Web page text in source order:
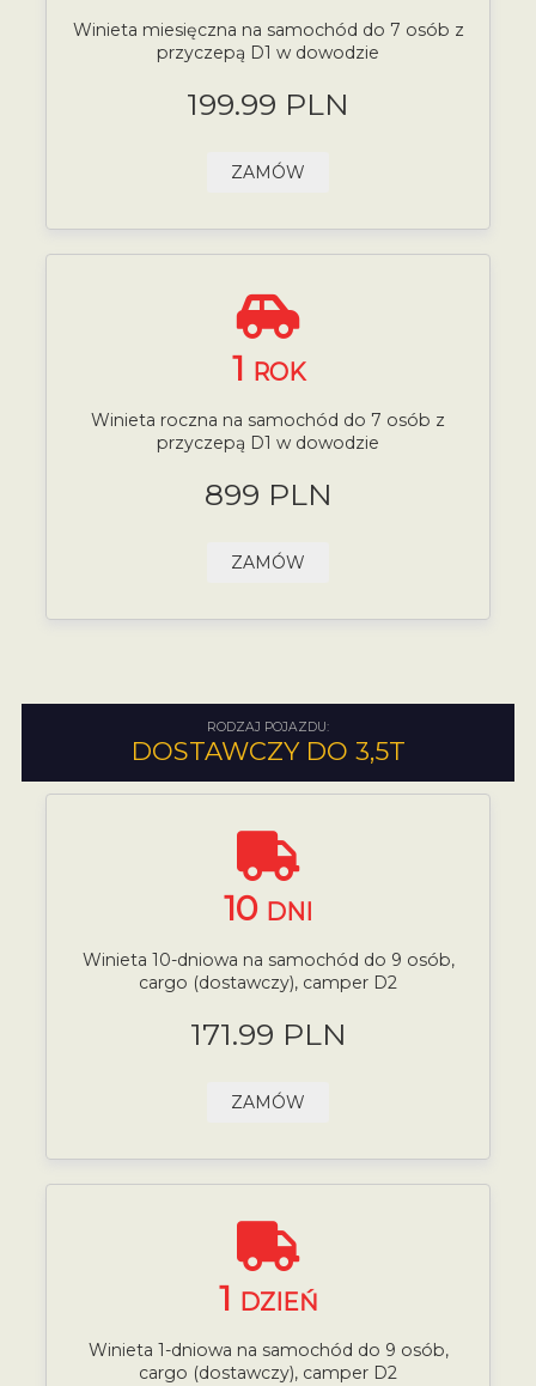
Winieta miesięczna na samochód do 7 osób z
przyczepą D1 w dowodzie
199.99 PLN
ZAMÓW
1 ROK
Winieta roczna na samochód do 7 osób z
przyczepą D1 w dowodzie
899 PLN
ZAMÓW
RODZAJ POJAZDU:
DOSTAWCZY DO 3,5T
10 DNI
Winieta 10-dniowa na samochód do 9 osób,
cargo (dostawczy), camper D2
171.99 PLN
ZAMÓW
1 DZIEŃ
Winieta 1-dniowa na samochód do 9 osób,
cargo (dostawczy), camper D2